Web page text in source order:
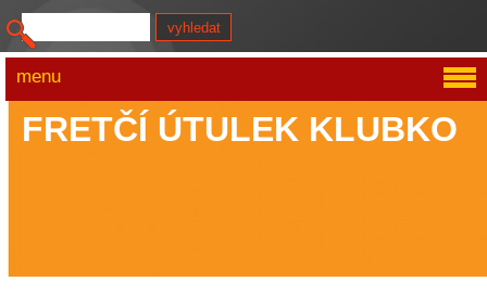
FRETČÍ ÚTULEK KLUBKO
menu